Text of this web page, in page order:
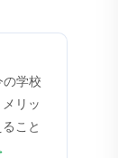
の学校
リッ
こと